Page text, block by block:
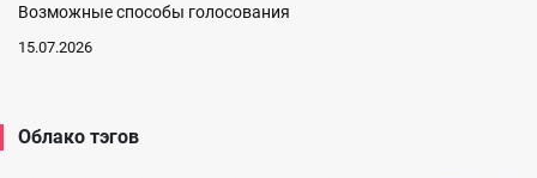
Возможные способы голосования
15.07.2026
Облако тэгов